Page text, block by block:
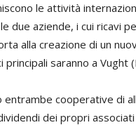
le attività
due aziende, i cui ricavi
alla creazione di un
principali saranno a Vught
cooperative di
dei propri